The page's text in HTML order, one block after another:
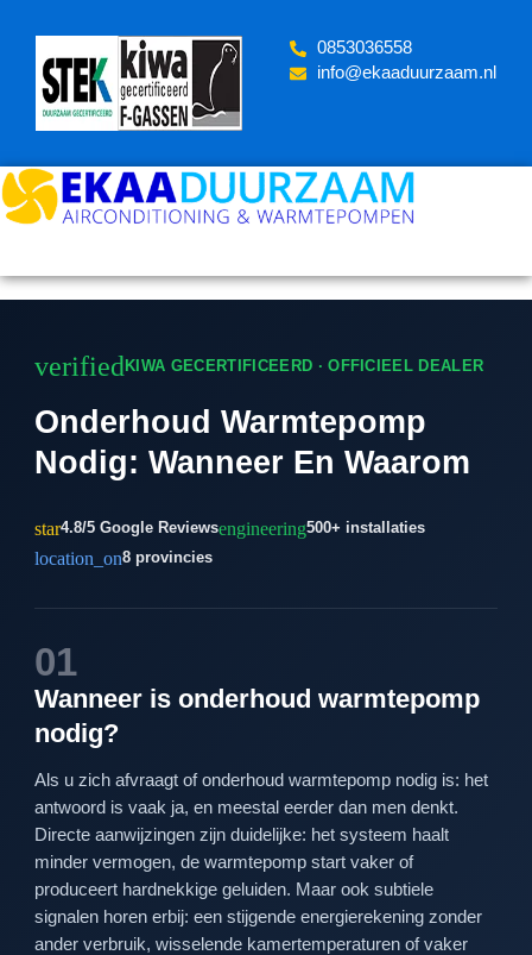
content
‪0853036558
info@ekaaduurzaam.nl
verified KIWA GECERTIFICEERD · OFFICIEEL DEALER
Onderhoud Warmtepomp
Nodig: Wanneer En Waarom
star4.8/5 Google Reviewsengineering500+ installaties
location_on8 provincies
01
Wanneer is onderhoud warmtepomp
nodig?
Als u zich afvraagt of onderhoud warmtepomp nodig is: het
antwoord is vaak ja, en meestal eerder dan men denkt.
Directe aanwijzingen zijn duidelijke: het systeem haalt
minder vermogen, de warmtepomp start vaker of
produceert hardnekkige geluiden. Maar ook subtiele
signalen horen erbij: een stijgende energierekening zonder
ander verbruik, wisselende kamertemperaturen of vaker